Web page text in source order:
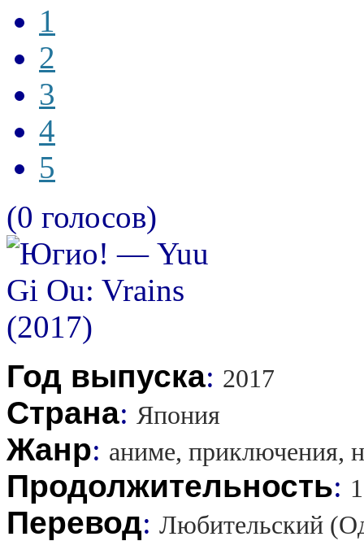
1
2
3
4
5
(0 голосов)
Год выпуска: 2017
Страна: Япония
Жанр: аниме, приключения,
Продолжительность:
Перевод: Любительский